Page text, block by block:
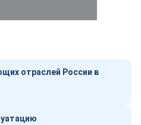
отраслей России в